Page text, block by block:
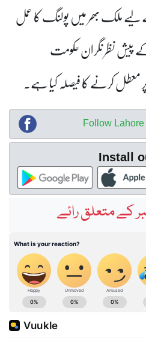
کا عمل
کیا ہے۔